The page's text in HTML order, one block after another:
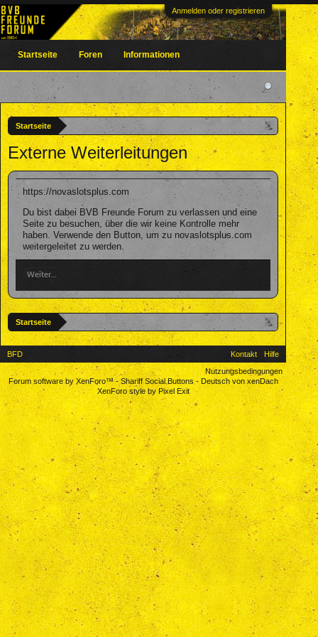
Anmelden oder registrieren
Startseite
Externe Weiterleitungen
https://novaslotsplus.com
Du bist dabei BVB Freunde Forum zu verlassen und eine
Seite zu besuchen, über die wir keine Kontrolle mehr
haben. Verwende den Button, um zu novaslotsplus.com
weitergeleitet zu werden.
Weiter...
Startseite
Startseite Foren Informationen
BFD Kontakt
Hilfe
Nutzungsbedingungen
Forum software by XenForo™-Shariff Social Buttons- Deutsch von xenDach
XenForo style by Pixel Exit